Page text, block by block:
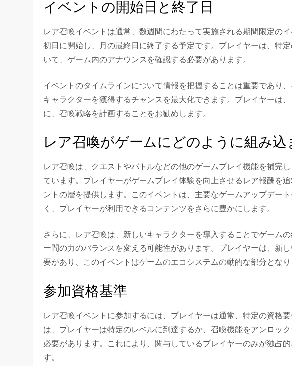
イベントの開始日と終了日
レア召喚イベントは通常、数週間にわたって実施される期間限定の
初日に開始し、月の最終日に終了する予定です。プレイヤーは、特
いて、ゲーム内のアナウンスを確認する必要があります。
イベントのタイムラインについて情報を把握することは重要であり
キャラクターを獲得するチャンスを最大化できます。プレイヤーは
に、召喚戦略を計画することをお勧めします。
レア召喚がゲームにどのように組み
レア召喚は、クエストやバトルなどの他のゲームプレイ機能を補完
ています。プレイヤーがゲームプレイ体験を向上させるレア報酬を
ントの層を提供します。このイベントは、主要なゲームアップデー
く、プレイヤーが利用できるコンテンツをさらに豊かにします。
さらに、レア召喚は、新しいキャラクターを導入することでゲーム
ー間の力のバランスを変える可能性があります。プレイヤーは、新
要があり、このイベントはゲームのエコシステムの動的な部分となり
参加資格基準
レア召喚イベントに参加するには、プレイヤーは通常、特定の資格
は、プレイヤーは特定のレベルに到達するか、召喚機能をアンロッ
必要があります。これにより、関与しているプレイヤーのみが独占
す。